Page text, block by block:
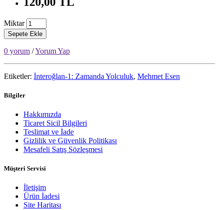
Miktar
Sepete Ekle
0 yorum /Yorum Yap
Etiketler: İnteroğlan-1: Zamanda Yolculuk, Mehmet Esen
Bilgiler
Hakkımızda
Ticaret Sicil Bilgileri
Teslimat ve İade
Gizlilik ve Güvenlik Politikası
Mesafeli Satış Sözleşmesi
Müşteri Servisi
İletişim
Ürün İadesi
Site Haritası